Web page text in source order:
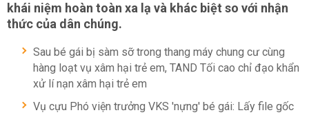
khái niệm hoàn toàn xa lạ và khác biệt so với nhận
thức của dân chúng.
Sau bé gái bị sàm sỡ trong thang máy chung cư cùng
hàng loạt vụ xâm hại trẻ em, TAND Tối cao chỉ đạo khẩn
xử lí nạn xâm hại trẻ em
Vụ cựu Phó viện trưởng VKS 'nựng' bé gái: Lấy file gốc